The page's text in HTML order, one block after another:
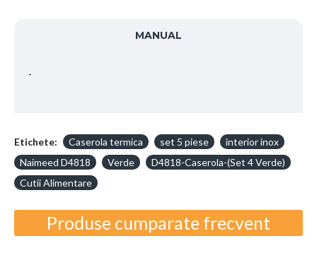
MANUAL
-
Etichete: Caserola termica set 5 piese
interior inox
Naimeed D4818
Verde
D4818-Caserola-(Set 4 Verde)
Cutii Alimentare
Produse cumparate frecvent